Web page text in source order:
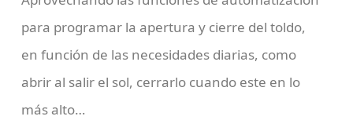
para programar la apertura y cierre del toldo,
en función de las necesidades diarias, como
abrir al salir el sol, cerrarlo cuando este en lo
más alto…